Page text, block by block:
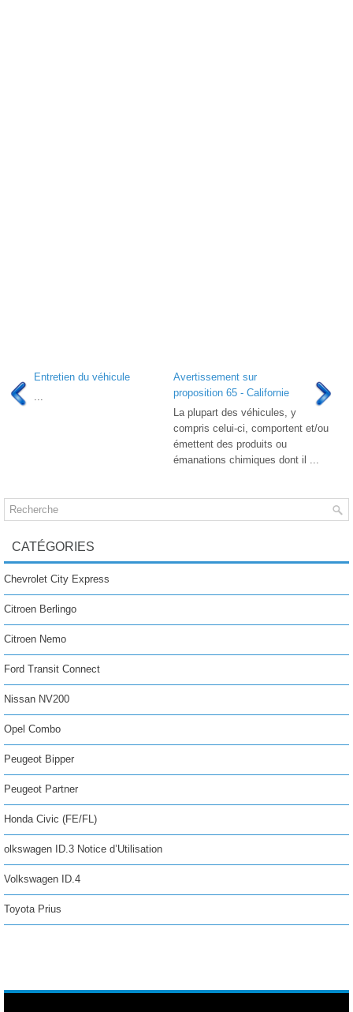
Entretien du véhicule
Avertissement sur
proposition 65 - Californie
La plupart des véhicules, y
compris celui-ci, comportent et/ou
émettent des produits ou
émanations chimiques dont il ...
CATÉGORIES
Chevrolet City Express
Citroen Berlingo
Citroen Nemo
Ford Transit Connect
Nissan NV200
Opel Combo
Peugeot Bipper
Peugeot Partner
Honda Civic (FE/FL)
olkswagen ID.3 Notice d’Utilisation
Volkswagen ID.4
Toyota Prius